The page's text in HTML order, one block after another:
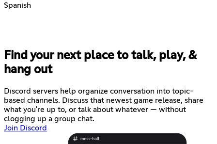
Spanish
Find your next place to talk, play, &
hang out
Discord servers help organize conversation into topic-
based channels. Discuss that newest game release, share
what you're up to, or talk about whatever — without
clogging up a group chat.
Join Discord